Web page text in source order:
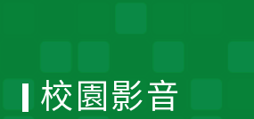
校園影音